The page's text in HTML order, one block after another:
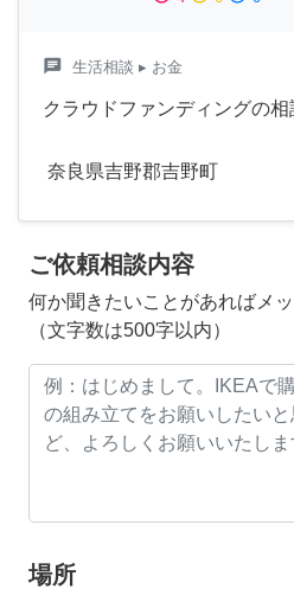
chat 生活相談 ▸ お金
クラウドファンディングの相
奈良県吉野郡吉野町
ご依頼相談内容
何か聞きたいことがあればメ
（文字数は500字以内）
場所